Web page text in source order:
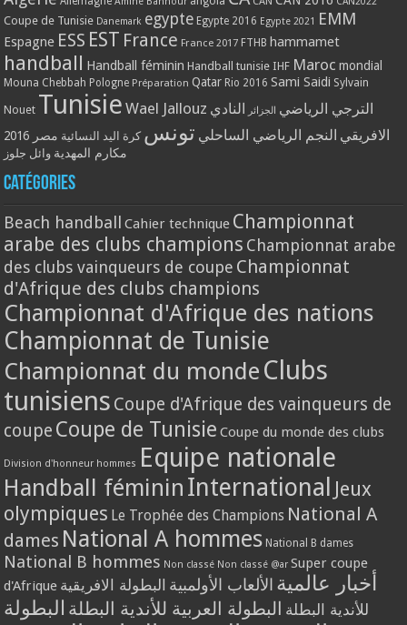
Coupe de Tunisie Danemark egypte Egypte 2016 Egypte 2021 EMM
Espagne ESS EST France France 2017 FTHB hammamet
handball Handball féminin Handball tunisie IHF Maroc mondial
Mouna Chebbah Pologne Préparation Qatar Rio 2016 Sami Saidi Sylvain
Nouet Tunisie Wael Jallouz الترجي الرياضي الجزائر النادي
الافريقي النجم الرياضي الساحلي تونس كرة اليد النسائية مصر 2016
مكارم المهدية وائل جلوز
Catégories
Beach handball Cahier technique Championnat
arabe des clubs champions Championnat arabe
des clubs vainqueurs de coupe Championnat
d'Afrique des clubs champions
Championnat d'Afrique des nations
Championnat de Tunisie
Championnat du monde Clubs
tunisiens Coupe d'Afrique des vainqueurs de
coupe Coupe de Tunisie Coupe du monde des clubs
Division d'honneur hommes Equipe nationale
Handball féminin International Jeux
olympiques Le Trophée des Champions National A
dames National A hommes National B dames
National B hommes Non classé Non classé @ar Super coupe
d'Afrique
أخبار عالمية الألعاب الأولمبية البطولة الافريقية
للأندية البطلة البطولة العربية للأندية البطلة البطولة